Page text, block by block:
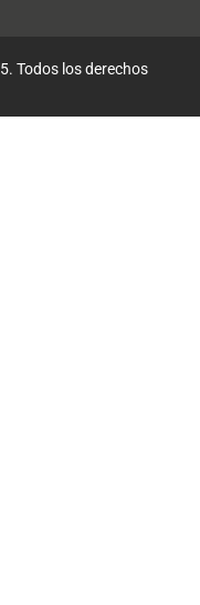
Todos los derechos